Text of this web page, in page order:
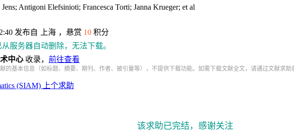
Antigoni Elefsinioti; Francesca Torti; Janna Krueger; et al
发布自 上海 ，悬赏 10 积分
服务器自动删除，无法下载。
中心 收录， 前往查看
的基本信息（如标题、摘要、期刊、作者、被引量等），不提供下载功能。如需下载文献全文，请通过文献求助
上个求助
该求助已完结，感谢关注